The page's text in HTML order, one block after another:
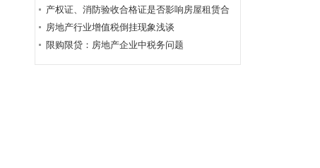
产权证、消防验收合格证是否影响房屋租赁合
同的效力
房地产行业增值税倒挂现象浅谈
限购限贷：房地产企业中税务问题